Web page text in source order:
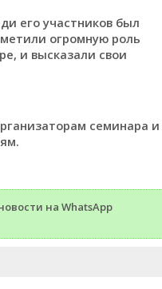
его участников был
огромную роль
и высказали свои
семинара и
на WhatsApp